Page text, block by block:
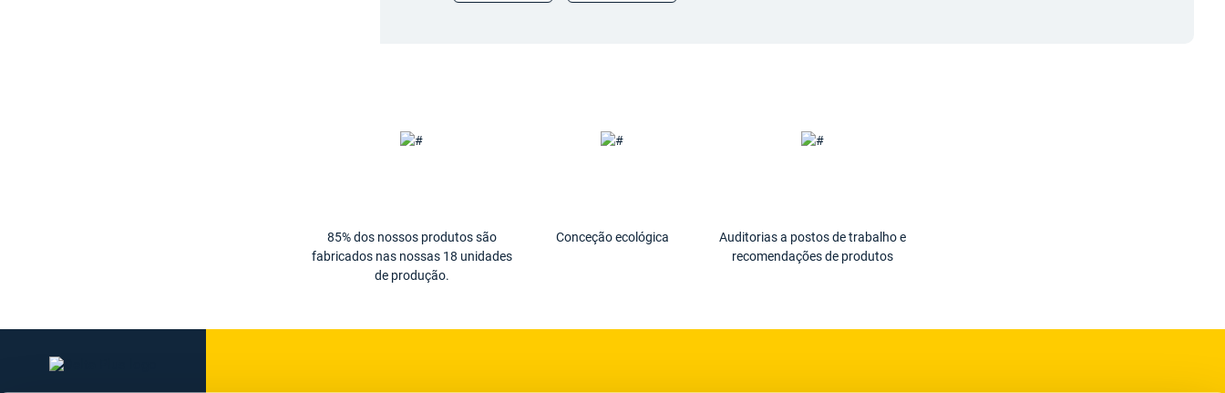
85% dos nossos produtos são
fabricados nas nossas 18 unidades
de produção.
Conceção ecológica
Auditorias a postos de trabalho e
recomendações de produtos